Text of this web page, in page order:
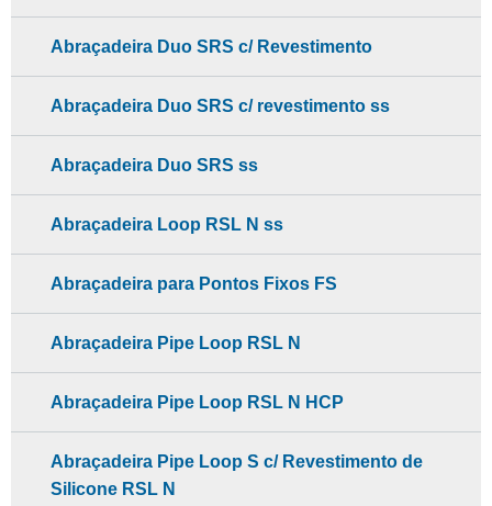
Abraçadeira Duo SRS c/ Revestimento
Abraçadeira Duo SRS c/ revestimento ss
Abraçadeira Duo SRS ss
Abraçadeira Loop RSL N ss
Abraçadeira para Pontos Fixos FS
Abraçadeira Pipe Loop RSL N
Abraçadeira Pipe Loop RSL N HCP
Abraçadeira Pipe Loop S c/ Revestimento de
Silicone RSL N